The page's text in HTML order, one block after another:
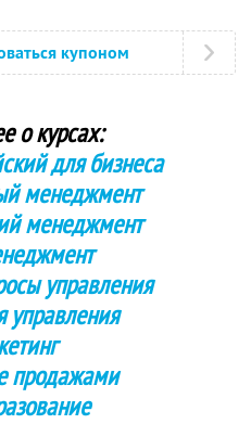
купоном
о курсах:
для бизнеса
менеджмент
менеджмент
управления
управления
продажами